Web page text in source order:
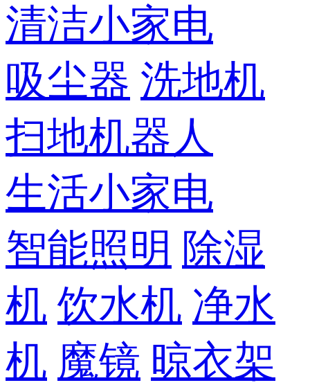
清洁小家电
吸尘器 洗地机
扫地机器人
生活小家电
智能照明 除湿
机 饮水机 净水
机 魔镜 晾衣架